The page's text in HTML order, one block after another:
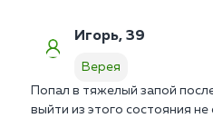
Игорь, 39
Верея
Попал в тяжелый запой
выйти из этого состояния не